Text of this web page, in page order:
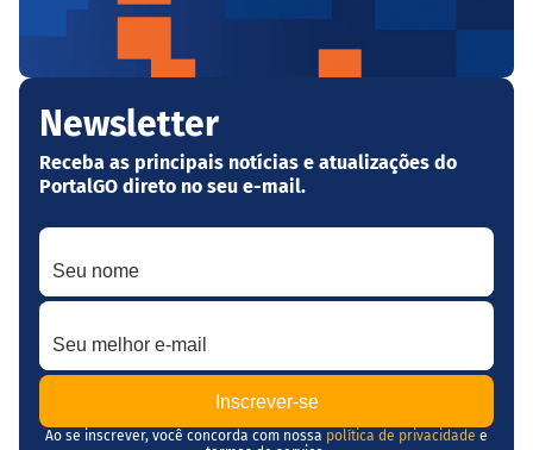
Newsletter
Receba as principais notícias e atualizações do
PortalGO direto no seu e-mail.
Seu nome
Seu melhor e-mail
Ao se inscrever, você concorda com nossa política de privacidade e